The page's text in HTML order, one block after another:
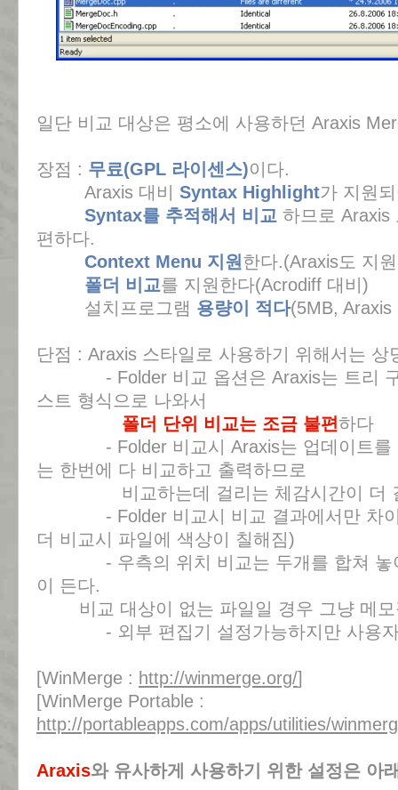
일단 비교 대상은 평소에 사용하던 Araxis
장점 : 무료(GPL 라이센스)이다.
Araxis 대비 Syntax Highlight가 지원
Syntax를 추적해서 비교 하므로 Araxis
편하다.
Context Menu 지원 한다.(Araxis도 지
폴더 비교를 지원한다(Acrodiff 대비)
설치프로그램 용량이 적다(5MB, Araxis
단점 : Araxis 스타일로 사용하기 위해서는 상
- Folder 비교 옵션은 Araxis는 트리 구
스트 형식으로 나와서
폴더 단위 비교는 조금 불편하다
- Folder 비교시 Araxis는 업데이트를
는 한번에 다 비교하고 출력하므로
비교하는데 걸리는 체감시간이 더 길
- Folder 비교시 비교 결과에서만 차이
더 비교시 파일에 색상이 칠해짐)
- 우측의 위치 비교는 두개를 합쳐 놓아
이 든다.
비교 대상이 없는 파일일 경우 그냥 메모
- 외부 편집기 설정가능하지만 사용자
[WinMerge : http://winmerge.org/]
[WinMerge Portable :
http://portableapps.com/apps/utilities/
Araxis와 유사하게 사용하기 위한 설정은 아